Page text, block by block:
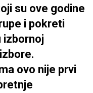
su ove godine
i pokreti
izbornoj
ovo nije prvi